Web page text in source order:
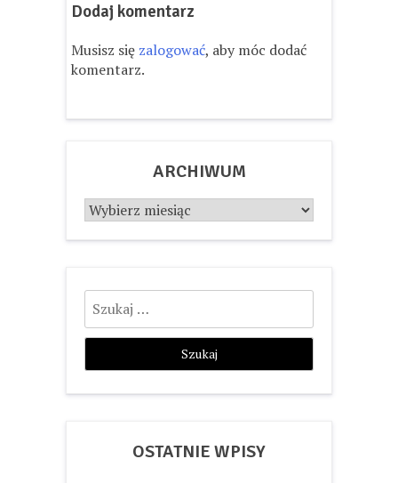
Dodaj komentarz
Musisz się zalogować, aby móc dodać
komentarz.
ARCHIWUM
Archiwum
Szukaj:
OSTATNIE WPISY